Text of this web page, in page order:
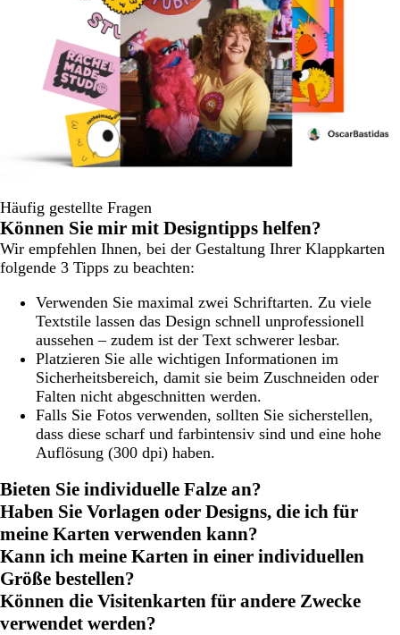
Häufig gestellte Fragen
Können Sie mir mit Designtipps helfen?
Wir empfehlen Ihnen, bei der Gestaltung Ihrer Klappkarten
folgende 3 Tipps zu beachten:
Verwenden Sie maximal zwei Schriftarten. Zu viele
Textstile lassen das Design schnell unprofessionell
aussehen – zudem ist der Text schwerer lesbar.
Platzieren Sie alle wichtigen Informationen im
Sicherheitsbereich, damit sie beim Zuschneiden oder
Falten nicht abgeschnitten werden.
Falls Sie Fotos verwenden, sollten Sie sicherstellen,
dass diese scharf und farbintensiv sind und eine hohe
Auflösung (300 dpi) haben.
Bieten Sie individuelle Falze an?
Haben Sie Vorlagen oder Designs, die ich für
meine Karten verwenden kann?
Kann ich meine Karten in einer individuellen
Größe bestellen?
Können die Visitenkarten für andere Zwecke
verwendet werden?